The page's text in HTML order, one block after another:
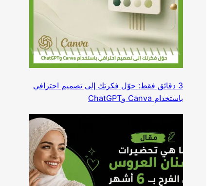
3 دقائق فقط: حوّل فكرتك إلى تصميم احترافي
باستخدام Canva وChatGPT